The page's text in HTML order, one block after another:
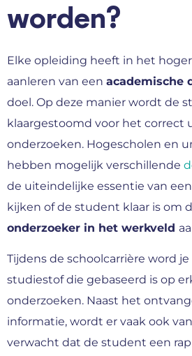
worden?
Elke opleiding heeft in het
aanleren van een academische
doel. Op deze manier wordt de
klaargestoomd voor het correct
onderzoeken. Hogescholen en
hebben mogelijk verschillende
de uiteindelijke essentie van een
kijken of de student klaar is om
onderzoeker in het werkveld
Tijdens de schoolcarrière word
studiestof die gebaseerd is op
onderzoeken. Naast het
informatie, wordt er vaak ook
verwacht dat de student een